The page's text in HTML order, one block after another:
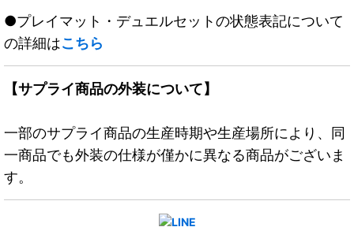
●プレイマット・デュエルセットの状態表記について
の詳細はこちら
【サプライ商品の外装について】
一部のサプライ商品の生産時期や生産場所により、同
一商品でも外装の仕様が僅かに異なる商品がございま
す。